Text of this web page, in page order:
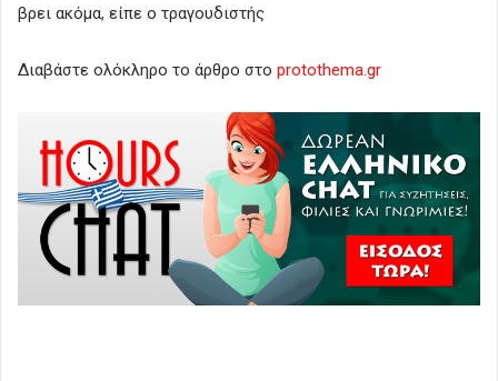
βρει ακόμα, είπε ο τραγουδιστής
Διαβάστε ολόκληρο το άρθρο στο protothema.gr